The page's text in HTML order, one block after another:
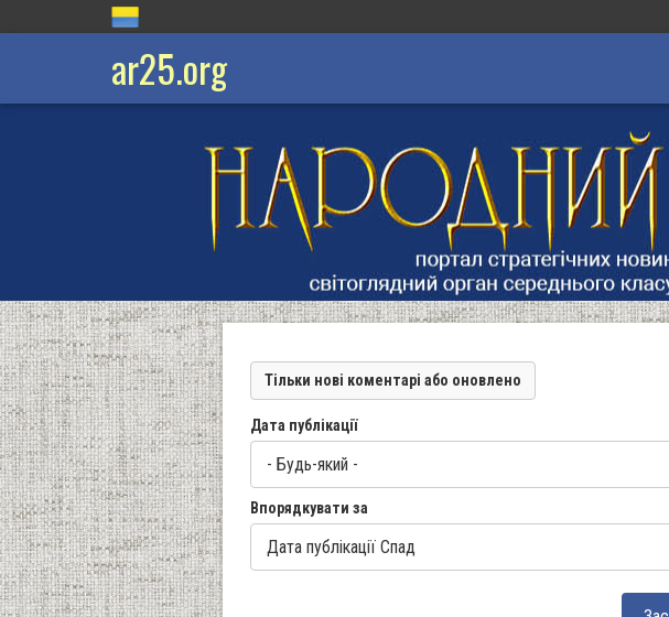
ar25.org
Тільки нові коментарі або оновлено
Дата публікації
Впорядкувати за